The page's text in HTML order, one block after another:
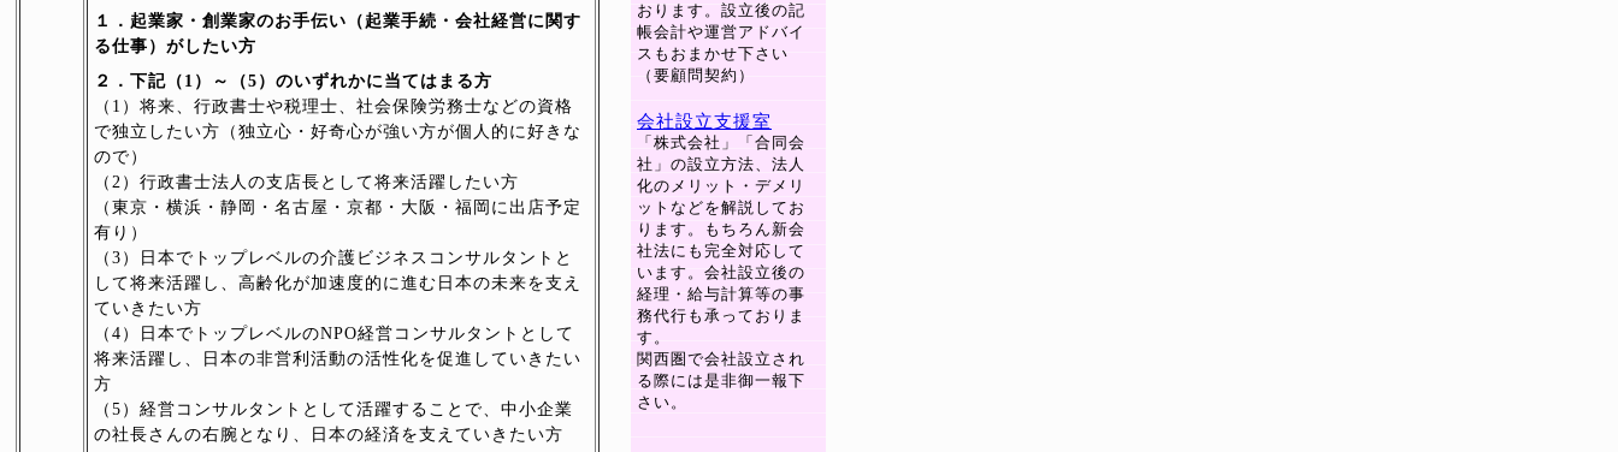
１．起業家・創業家のお手伝い（起業手続・会社経営に関す
る仕事）がしたい方
２．下記（1）～（5）のいずれかに当てはまる方
（1）将来、行政書士や税理士、社会保険労務士などの資格
で独立したい方（独立心・好奇心が強い方が個人的に好きな
ので）
（2）行政書士法人の支店長として将来活躍したい方
（東京・横浜・静岡・名古屋・京都・大阪・福岡に出店予定
有り）
（3）日本でトップレベルの介護ビジネスコンサルタントと
して将来活躍し、高齢化が加速度的に進む日本の未来を支え
ていきたい方
（4）日本でトップレベルのNPO経営コンサルタントとして
将来活躍し、日本の非営利活動の活性化を促進していきたい
方
（5）経営コンサルタントとして活躍することで、中小企業
の社長さんの右腕となり、日本の経済を支えていきたい方
おります。設立後の記
帳会計や運営アドバイ
スもおまかせ下さい
（要顧問契約）
会社設立支援室
「株式会社」「合同会
社」の設立方法、法人
化のメリット・デメリ
ットなどを解説してお
ります。もちろん新会
社法にも完全対応して
います。会社設立後の
経理・給与計算等の事
務代行も承っておりま
す。
関西圏で会社設立され
る際には是非御一報下
さい。